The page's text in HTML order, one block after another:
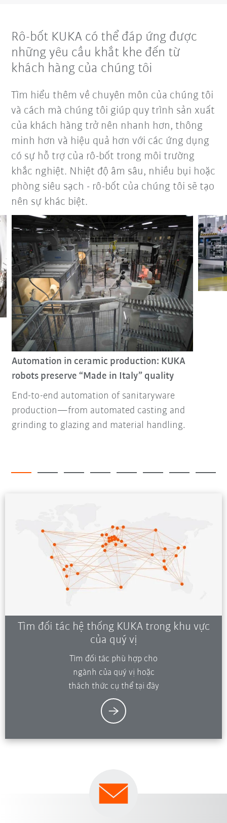
Rô-bốt KUKA có thể đáp ứng được
những yêu cầu khắt khe đến từ
khách hàng của chúng tôi
Tìm hiểu thêm về chuyên môn của chúng tôi
và cách mà chúng tôi giúp quy trình sản xuất
của khách hàng trở nên nhanh hơn, thông
minh hơn và hiệu quả hơn với các ứng dụng
có sự hỗ trợ của rô-bốt trong môi trường
khắc nghiệt. Nhiệt độ âm sâu, nhiều bụi hoặc
phòng siêu sạch - rô-bốt của chúng tôi sẽ tạo
nên sự khác biệt.
Automation in ceramic production: KUKA
robots preserve “Made in Italy” quality
End-to-end automation of sanitaryware
production—from automated casting and
grinding to glazing and material handling.
Tìm đối tác hệ thống KUKA trong khu vực
của quý vị
Tìm đối tác phù hợp cho
ngành của quý vị hoặc
thách thức cụ thể tại đây